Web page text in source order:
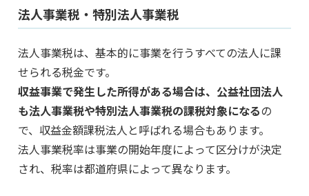
法人事業税・特別法人事業税
法人事業税は、基本的に事業を行うすべての法人に課
せられる税金です。
収益事業で発生した所得がある場合は、公益社団法人
も法人事業税や特別法人事業税の課税対象になるの
で、収益金額課税法人と呼ばれる場合もあります。
法人事業税率は事業の開始年度によって区分けが決定
され、税率は都道府県によって異なります。